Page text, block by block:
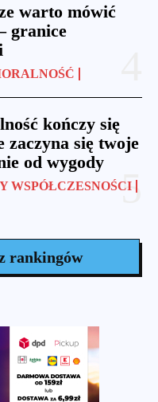
warto mówić
granice
kończy się
zaczyna się twoje
od wygody
WSPÓŁCZESNOŚCI
rankingów